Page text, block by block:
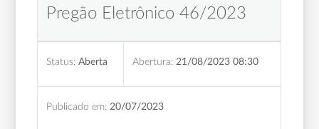
Pregão Eletrônico 46/2023
Status: Aberta Abertura: 21/08/2023 08:30
Publicado em: 20/07/2023